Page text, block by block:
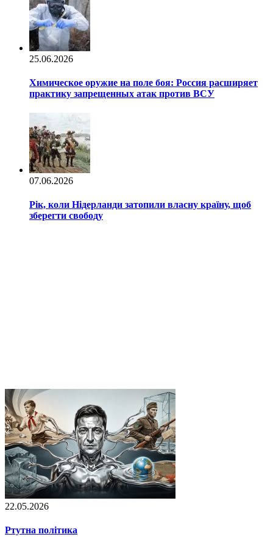
25.06.2026
Химическое оружие на поле боя: Россия расширяет
практику запрещенных атак против ВСУ
07.06.2026
Рік, коли Нідерланди затопили власну країну, щоб
зберегти свободу
22.05.2026
Ртутна політика